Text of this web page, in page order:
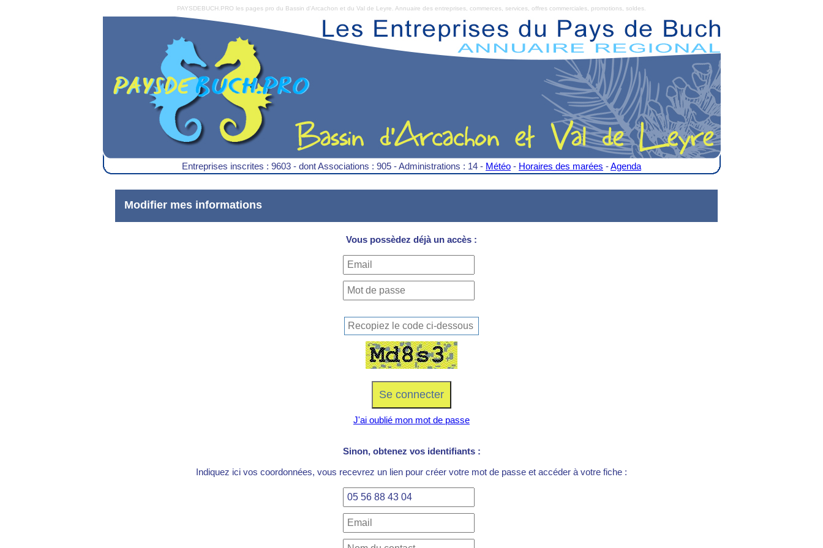
PAYSDEBUCH.PRO les pages pro du Bassin d'Arcachon et du Val de Leyre. Annuaire des entreprises, commerces, services, offres commerciales, promotions, soldes.
Entreprises inscrites : 9603 - dont Associations : 905 - Administrations : 14 - Météo - Horaires des marées -Agenda
Modifier mes informations
Vous possèdez déjà un accès :
J'ai oublié mon mot de passe
Sinon, obtenez vos identifiants :
Indiquez ici vos coordonnées, vous recevrez un lien pour créer votre mot de passe et accéder à votre fiche :